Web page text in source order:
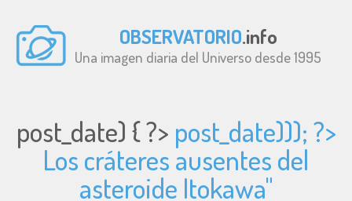
OBSERVATORIO.info
Una imagen diaria del Universo desde 1995
post_date) { ?> post_date))); ?>
Los cráteres ausentes del
asteroide Itokawa"